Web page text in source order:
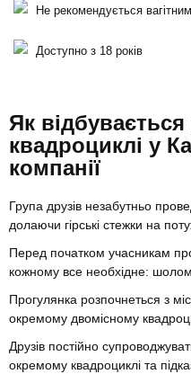
Не рекомендується вагітним
Доступно з 18 років
Як
квадроциклі у
компанії
Група друзів незабутньо
долаючи гірські стежки на
Перед початком учасникам
кожному все необхідне:
Прогулянка розпочнеться з
окремому двомісному
Друзів постійно
окремому квадроциклі та